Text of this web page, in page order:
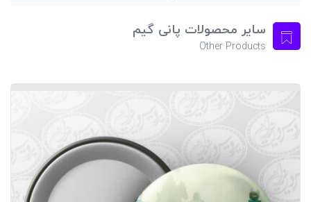
سایر محصولات پانی گیم
Other Products